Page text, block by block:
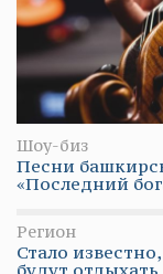
Шоу-биз
Песни
«Последний
Регион
Стало
будут